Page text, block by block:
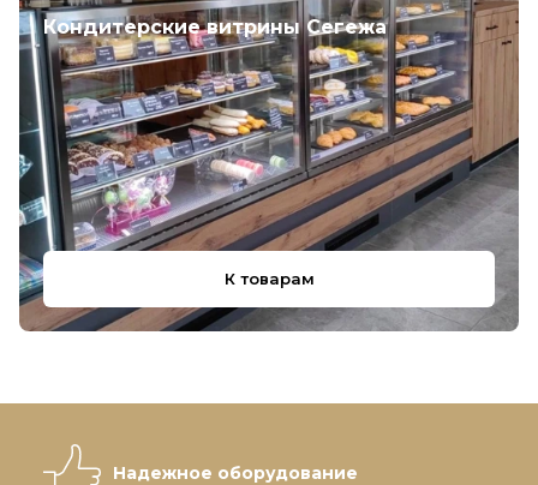
Кондитерские витрины Сегежа
К товарам
Надежное оборудование